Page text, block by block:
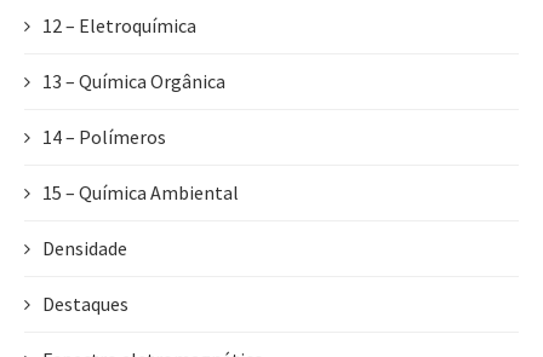
12 – Eletroquímica
13 – Química Orgânica
14 – Polímeros
15 – Química Ambiental
Densidade
Destaques